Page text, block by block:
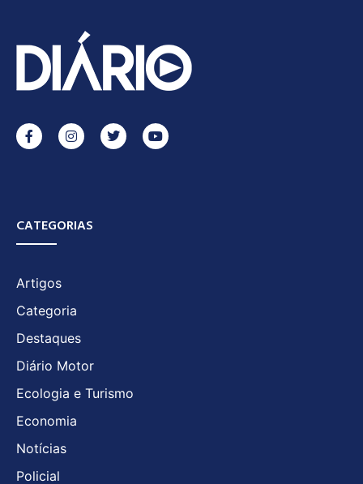
CATEGORIAS
Artigos
Categoria
Destaques
Diário Motor
Ecologia e Turismo
Economia
Notícias
Policial